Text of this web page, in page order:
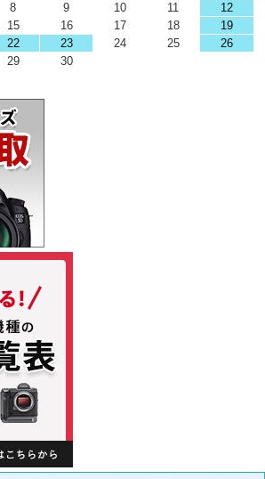
8 9 10 11
12
15 16 17 18
19
22 23 24 25
26
29 30